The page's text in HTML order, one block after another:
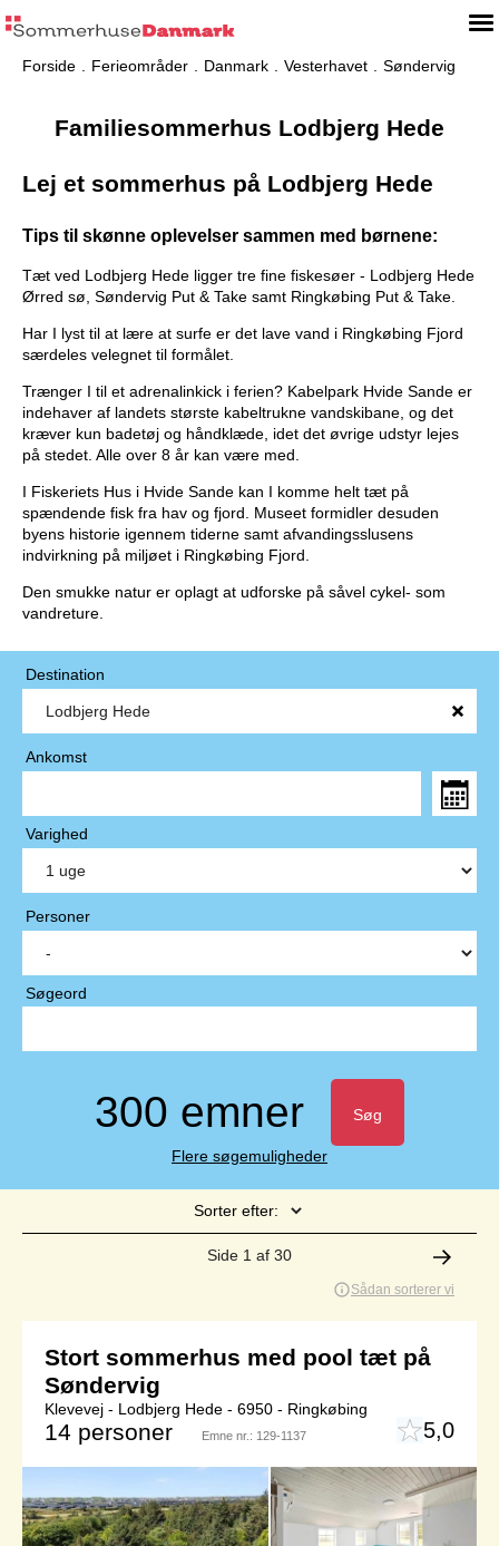
Forside Ferieområder Danmark Vesterhavet Søndervig
Familiesommerhus Lodbjerg Hede
Lej et sommerhus på Lodbjerg Hede
Tips til skønne oplevelser sammen med børnene:
Tæt ved Lodbjerg Hede ligger tre fine fiskesøer - Lodbjerg Hede
Ørred sø, Søndervig Put & Take samt Ringkøbing Put & Take.
Har I lyst til at lære at surfe er det lave vand i Ringkøbing Fjord
særdeles velegnet til formålet.
Trænger I til et adrenalinkick i ferien? Kabelpark Hvide Sande er
indehaver af landets største kabeltrukne vandskibane, og det
kræver kun badetøj og håndklæde, idet det øvrige udstyr lejes
på stedet. Alle over 8 år kan være med.
I Fiskeriets Hus i Hvide Sande kan I komme helt tæt på
spændende fisk fra hav og fjord. Museet formidler desuden
byens historie igennem tiderne samt afvandingsslusens
indvirkning på miljøet i Ringkøbing Fjord.
Den smukke natur er oplagt at udforske på såvel cykel- som
vandreture.
Destination
Ankomst
Varighed
Personer
Søgeord
300 emner Søg
Flere søgemuligheder
Sorter efter:
Side 1 af 30
Sådan sorterer vi
Stort sommerhus med pool tæt på
Søndervig
Klevevej - Lodbjerg Hede - 6950 - Ringkøbing
14 personer Emne nr.: 129-1137 5,0